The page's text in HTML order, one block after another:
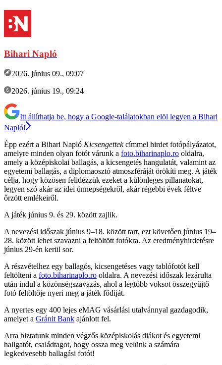
Bihari Napló
2026. június 09., 09:07
2026. június 19., 09:24
Itt állíthatja be, hogy a Google-találatokban elöl legyen a Bihari
Napló!
Épp ezért a Bihari Napló Kicsengettekcímmel hirdet fotópályázatot,
amelyre minden olyan fotót várunk a foto.biharinaplo.ro oldalra,
amely a középiskolai ballagás, a kicsengetés hangulatát, valamint az
egyetemi ballagás, a diplomaosztó atmoszféráját örökíti meg. A játék
célja, hogy közösen felidézzük ezeket a különleges pillanatokat,
legyen szó akár az idei ünnepségekről, akár régebbi évek féltve
őrzött emlékeiről.
A játék június 9. és 29. között zajlik.
A nevezési időszak június 9–18. között tart, ezt követően június 19–
28. között lehet szavazni a feltöltött fotókra. Az eredményhirdetésre
június 29-én kerül sor.
A részvételhez egy ballagós, kicsengetéses vagy tablófotót kell
feltölteni a foto.biharinaplo.ro oldalra. A nevezési időszak lezárulta
után indul a közönségszavazás, ahol a legtöbb voksot összegyűjtő
fotó feltöltője nyeri meg a játék fődíját.
A nyertes egy 400 lejes eMAG vásárlási utalvánnyal gazdagodik,
amelyet a Gránit Bank ajánlott fel.
Arra biztatunk minden végzős középiskolás diákot és egyetemi
hallgatót, családtagot, hogy ossza meg velünk a számára
legkedvesebb ballagási fotót!